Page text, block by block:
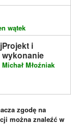
wątek
Projekt i
wykonanie
Michał Młoźniak
zgodę na
można znaleźć w